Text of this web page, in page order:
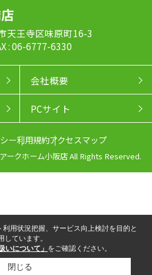
天王寺区味原町16-3
: 06-6777-6330
会社概要
PCサイト
ー利用規約アクセスマップ
クホーム小阪店 All Rights Reserved.
用状況把握、サービス向上検討を目的と
ています。
いについて」 をご確認ください。
閉じる